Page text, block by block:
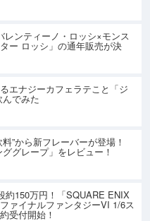
レンティーノ・ロッシ×モンス
ー ロッシ」の通年販売が決
エナジーカフェラテこと「ジ
でみた
”から新フレーバーが登場！
グレープ」をレビュー！
約150万円！「SQUARE ENIX
ァイナルファンタジーVI 1/6ス
受付開始！